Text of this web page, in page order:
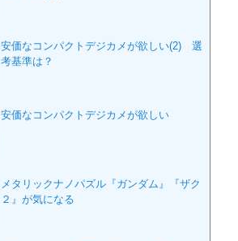
安価なコンパクトデジカメが欲しい(2) 選
考基準は？
安価なコンパクトデジカメが欲しい
メタリックナノパズル『ガンダム』『ザク
２』が気になる